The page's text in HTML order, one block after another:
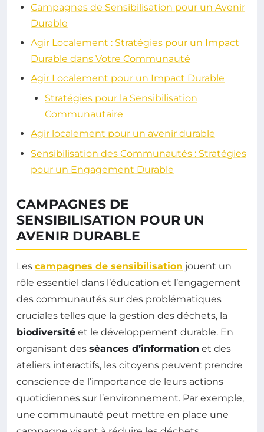
Campagnes de Sensibilisation pour un Avenir
Durable
Agir Localement : Stratégies pour un Impact
Durable dans Votre Communauté
Agir Localement pour un Impact Durable
Stratégies pour la Sensibilisation
Communautaire
Agir localement pour un avenir durable
Sensibilisation des Communautés : Stratégies
pour un Engagement Durable
CAMPAGNES DE
SENSIBILISATION POUR UN
AVENIR DURABLE
Les campagnes de sensibilisation jouent un
rôle essentiel dans l’éducation et l’engagement
des communautés sur des problématiques
cruciales telles que la gestion des déchets, la
biodiversité et le développement durable. En
organisant des sèances d’information et des
ateliers interactifs, les citoyens peuvent prendre
conscience de l’importance de leurs actions
quotidiennes sur l’environnement. Par exemple,
une communauté peut mettre en place une